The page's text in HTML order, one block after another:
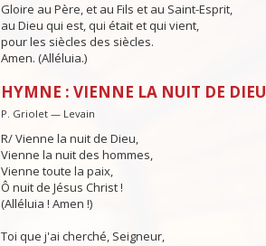
Gloire au Père, et au Fils et au Saint-Esprit,
au Dieu qui est, qui était et qui vient,
pour les siècles des siècles.
Amen. (Alléluia.)
HYMNE : VIENNE LA NUIT DE DIEU
P. Griolet — Levain
R/ Vienne la nuit de Dieu,
Vienne la nuit des hommes,
Vienne toute la paix,
Ô nuit de Jésus Christ !
(Alléluia ! Amen !)
Toi que j'ai cherché, Seigneur,